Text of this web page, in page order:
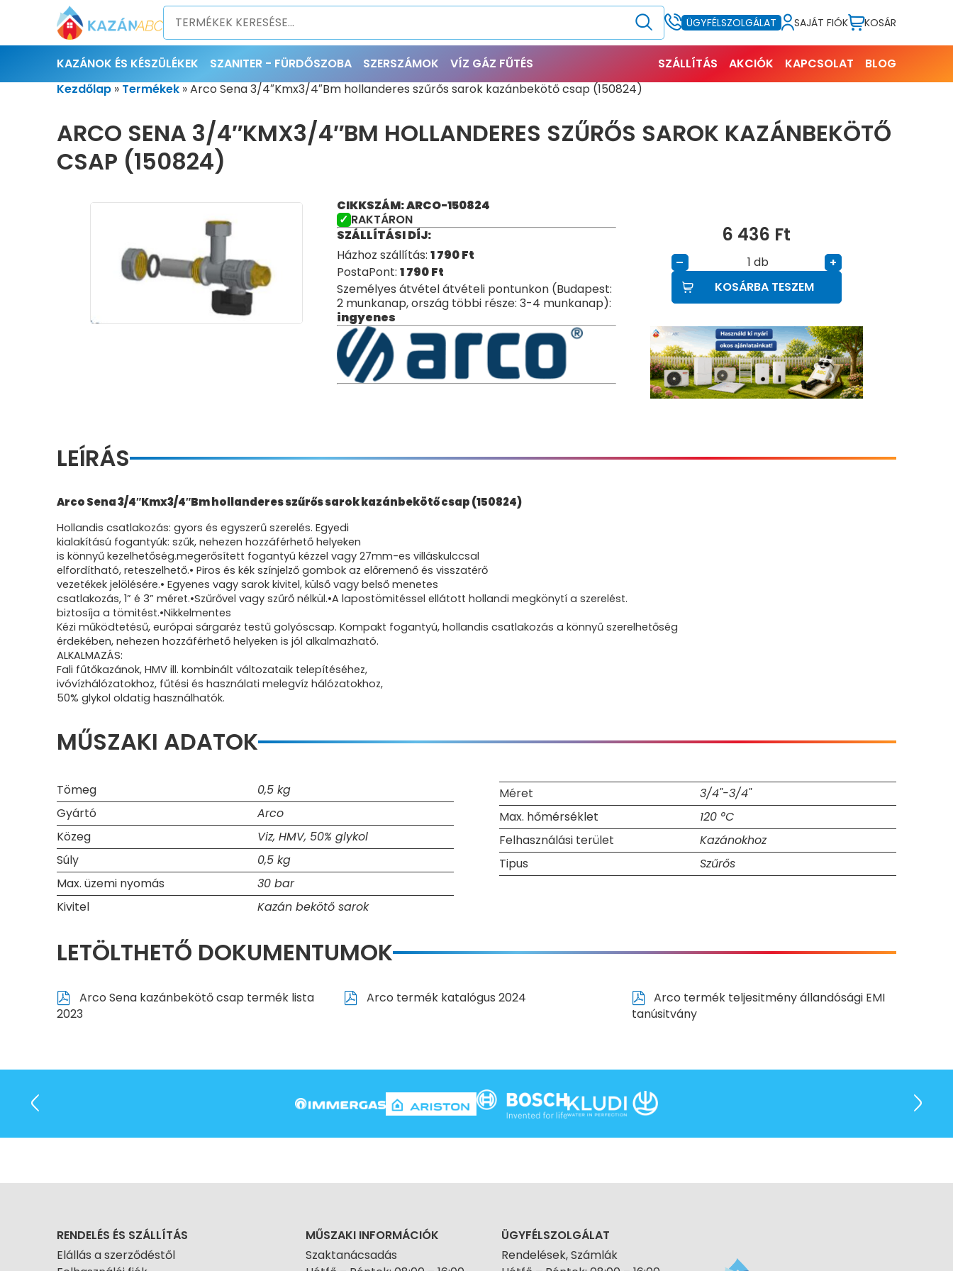
ÜGYFÉLSZOLGÁLAT SAJÁT FIÓK KOSÁR
KAZÁNOK ÉS KÉSZÜLÉKEK SZANITER - FÜRDŐSZOBA SZERSZÁMOK VÍZ GÁZ FŰTÉS SZÁLLÍTÁS AKCIÓK KAPCSOLAT
BLOG
Kezdőlap » Termékek »Arco Sena 3/4″Kmx3/4″Bm hollanderes szűrős sarok kazánbekötő csap (150824)
ARCO SENA 3/4″KMX3/4″BM HOLLANDERES SZŰRŐS SAROK KAZÁNBEKÖTŐ
CSAP (150824)
CIKKSZÁM: ARCO-150824
RAKTÁRON
SZÁLLÍTÁSI DÍJ:
Házhoz szállítás: 1 790Ft
PostaPont: 1 790Ft
Személyes átvétel átvételi pontunkon (Budapest:
2 munkanap, ország többi része: 3-4 munkanap):
ingyenes
6 436 Ft
– db
+
KOSÁRBA TESZEM
LEÍRÁS
Arco Sena 3/4″Kmx3/4″Bm hollanderes szűrős sarok kazánbekötő csap (150824)
Hollandis csatlakozás: gyors és egyszerű szerelés. Egyedi
kialakítású fogantyúk: szűk, nehezen hozzáférhető helyeken
is könnyű kezelhetőség.megerősített fogantyú kézzel vagy 27mm-es villáskulccsal
elfordítható, reteszelhető.• Piros és kék színjelző gombok az előremenő és visszatérő
vezetékek jelölésére.• Egyenes vagy sarok kivitel, külső vagy belső menetes
csatlakozás, 1” é 3” méret.•Szűrővel vagy szűrő nélkül.•A lapostömitéssel ellátott hollandi megkönytí a szerelést.
biztosíja a tömitést.•Nikkelmentes
Kézi működtetésű, európai sárgaréz testű golyóscsap. Kompakt fogantyú, hollandis csatlakozás a könnyű szerelhetőség
érdekében, nehezen hozzáférhető helyeken is jól alkalmazható.
ALKALMAZÁS:
Fali fűtőkazánok, HMV ill. kombinált változataik telepítéséhez,
ivóvízhálózatokhoz, fűtési és használati melegvíz hálózatokhoz,
50% glykol oldatig használhatók.
MŰSZAKI ADATOK
Tömeg
0,5 kg
Gyártó
Arco
Közeg
Viz, HMV, 50% glykol
Súly
0,5 kg
Max. üzemi nyomás
30 bar
Kivitel
Kazán bekötő sarok
Méret
3/4"-3/4"
Max. hőmérséklet
120 °C
Felhasználási terület
Kazánokhoz
Tipus
Szűrős
LETÖLTHETŐ DOKUMENTUMOK
Arco Sena kazánbekötő csap termék lista
2023
Arco termék katalógus 2024
Arco termék teljesitmény állandósági EMI
tanúsitvány
RENDELÉS ÉS SZÁLLÍTÁS
Elállás a szerződéstől
MŰSZAKI INFORMÁCIÓK
Szaktanácsadás
ÜGYFÉLSZOLGÁLAT
Rendelések, Számlák